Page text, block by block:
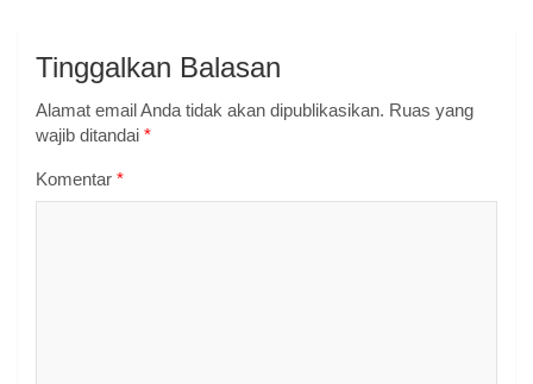
Tinggalkan Balasan
Alamat email Anda tidak akan dipublikasikan. Ruas yang
wajib ditandai *
Komentar *